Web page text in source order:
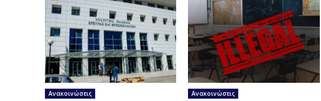
Ανακοινώσεις Ανακοινώσεις